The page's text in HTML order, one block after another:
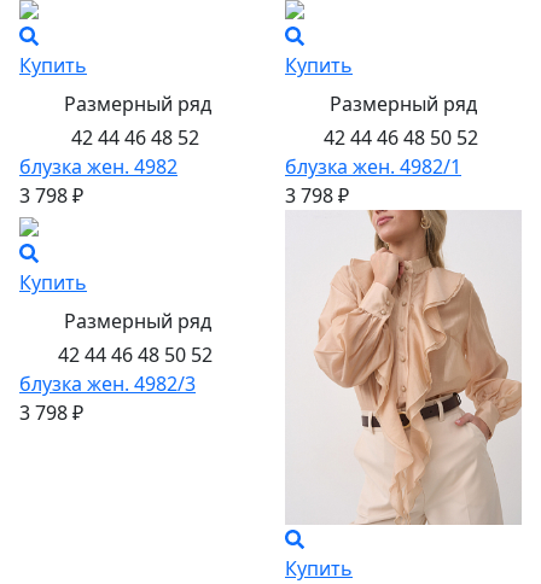
Купить
Размерный ряд
42 44 46 48 52
блузка жен. 4982
3 798 ₽
Купить
Размерный ряд
42 44 46 48 50 52
блузка жен. 4982/1
3 798 ₽
Купить
Размерный ряд
42 44 46 48 50 52
блузка жен. 4982/3
3 798 ₽
Купить